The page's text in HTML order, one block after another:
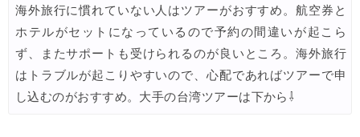
03/26 HIS) 海外航空券(東アジア) 2,000円OFFクーポン
03/25 Trip.com) 海外航空券 アジア行き6,900円~
03/23 Trip.com) 航空券＋ホテル 最大5,000円OFFクーポン
03/23 Trip.com) 海外航空券 最大2,500円OFFクーポン
海外旅行に慣れていない人はツアーがおすすめ。航空券と
ホテルがセットになっているので予約の間違いが起こら
ず、またサポートも受けられるのが良いところ。海外旅行
はトラブルが起こりやすいので、心配であればツアーで申
し込むのがおすすめ。大手の台湾ツアーは下から⇩